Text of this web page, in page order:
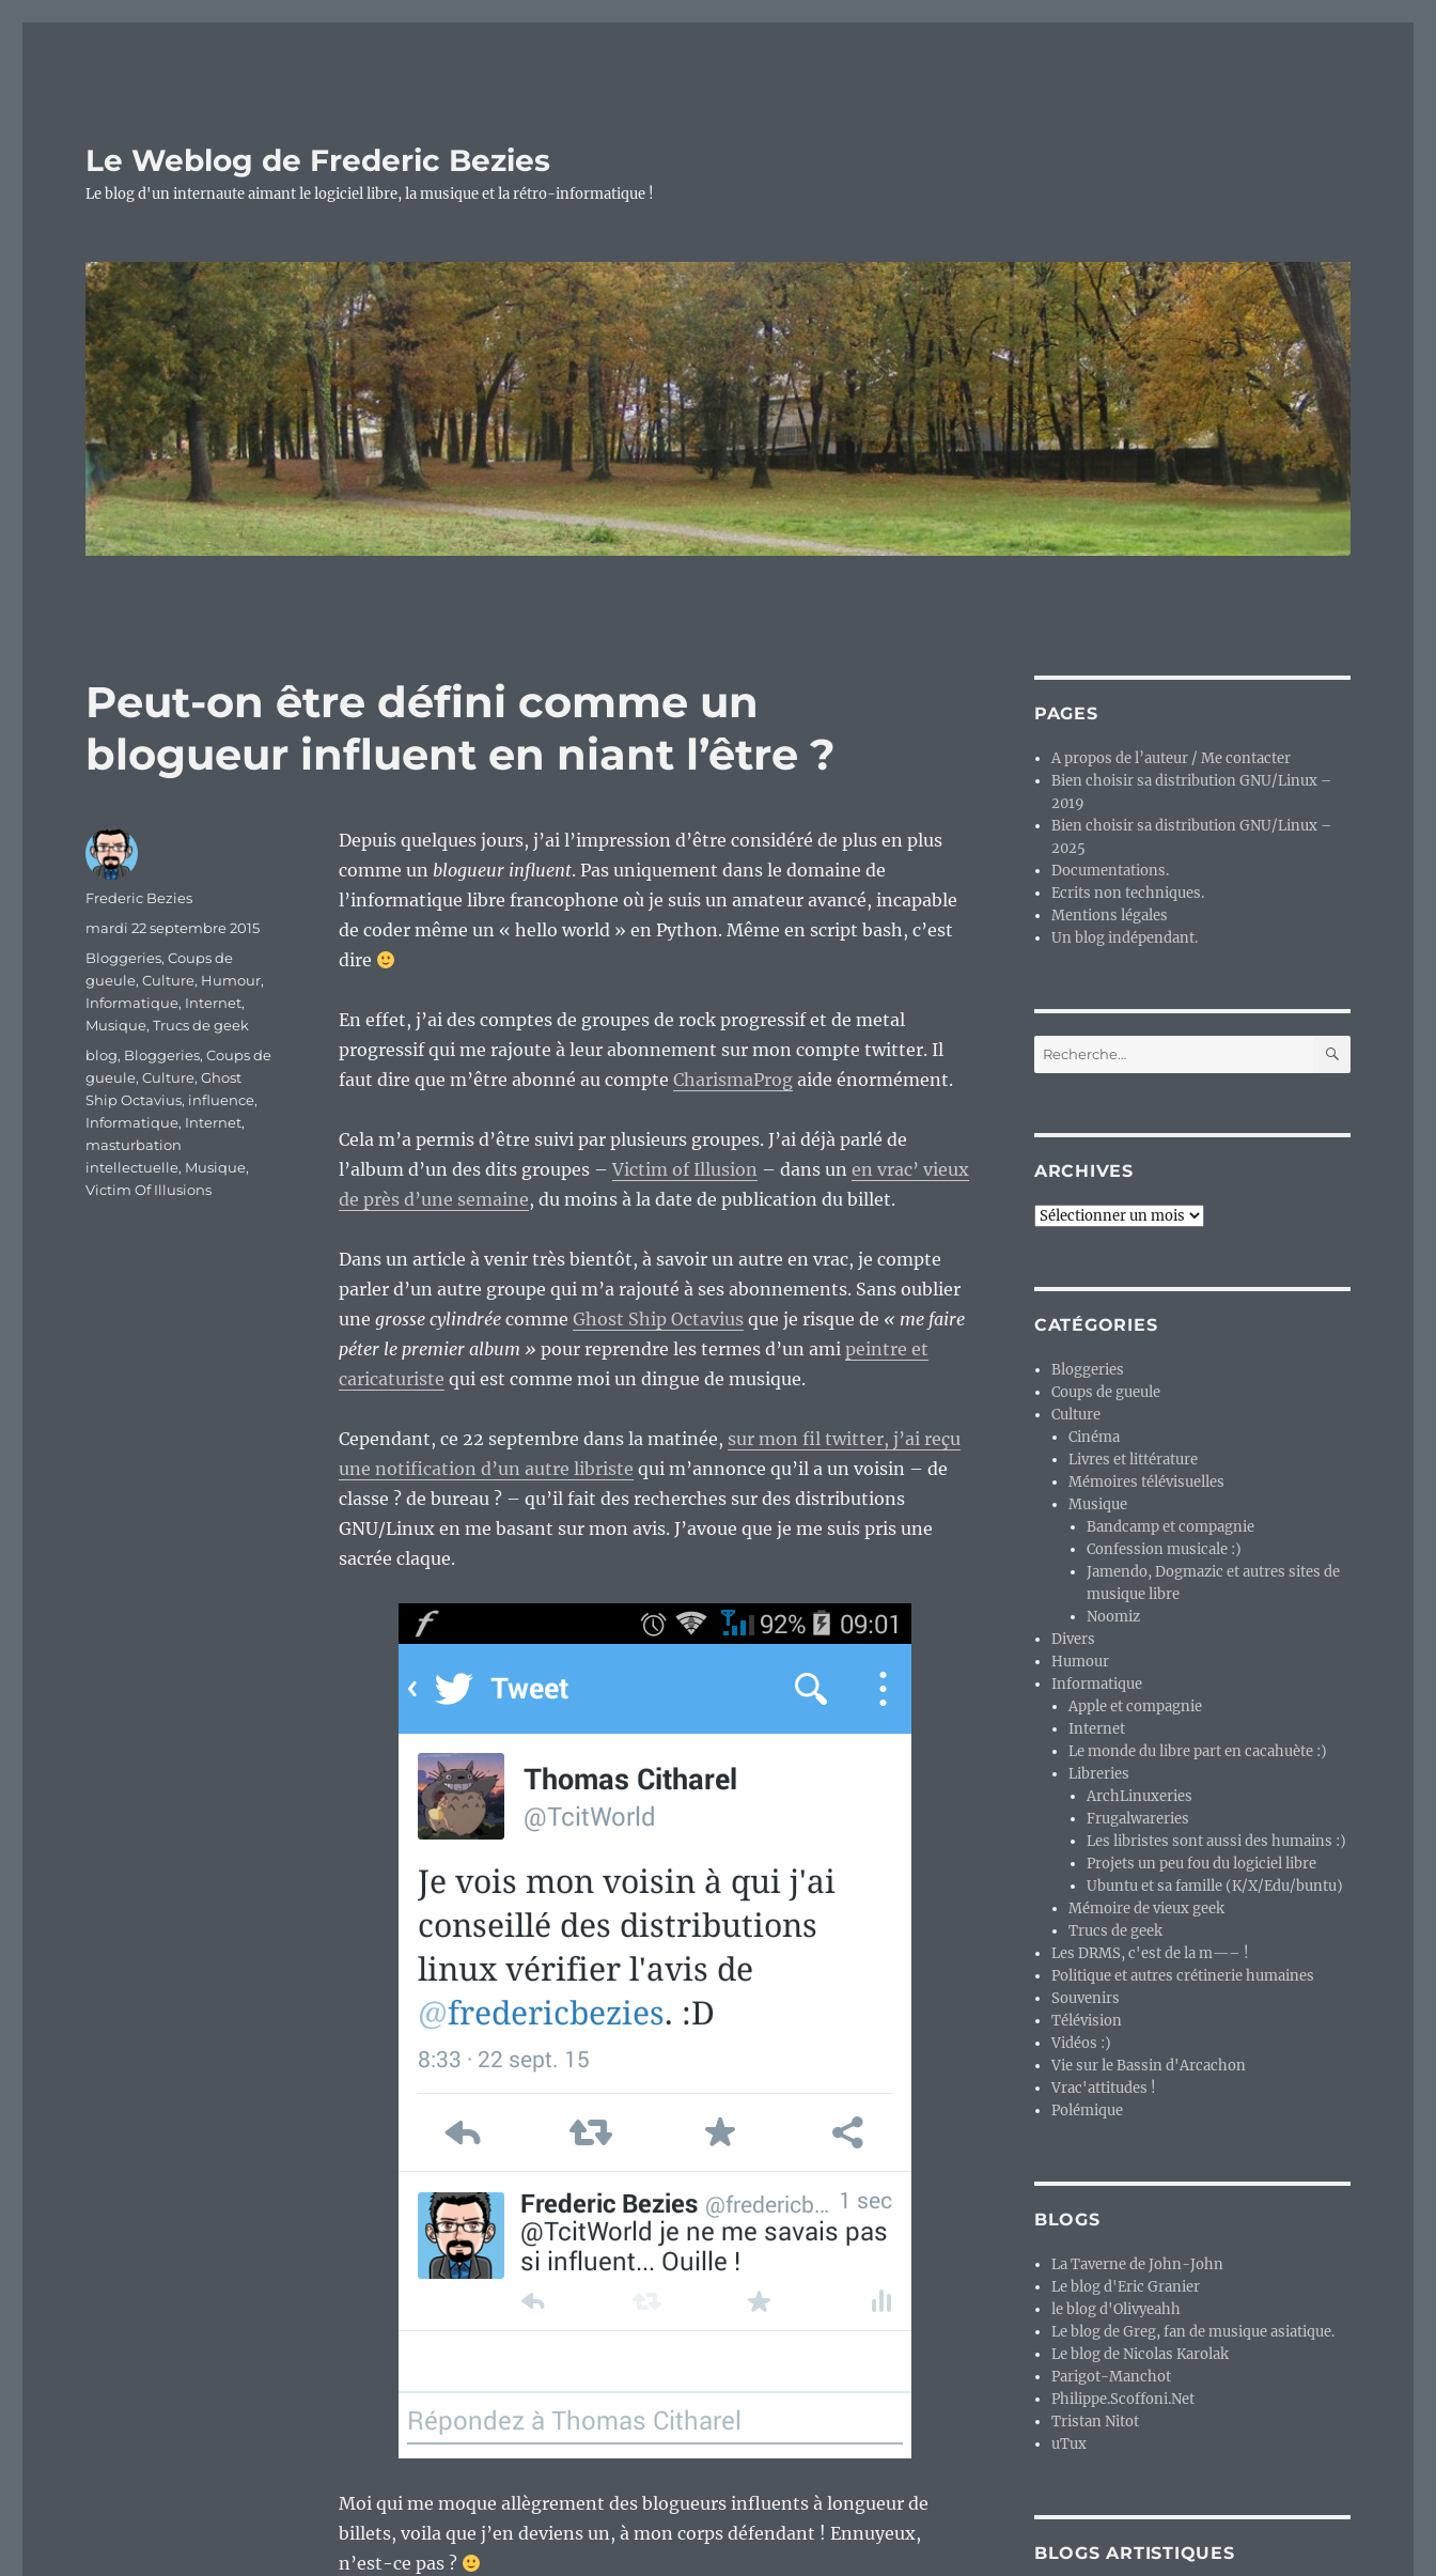
Le Weblog de Frederic Bezies
Le blog d'un internaute aimant le logiciel libre, la musique et la rétro-informatique !
Peut-on être défini comme un
blogueur influent en niant l’être ?
Depuis quelques jours, j’ai l’impression d’être considéré de plus en plus
comme unblogueur influent. Pas uniquement dans le domaine de
l’informatique libre francophone où je suis un amateur avancé, incapable
de coder même un « hello world » en Python. Même en script bash, c’est
dire
En effet, j’ai des comptes de groupes de rock progressif et de metal
progressif qui me rajoute à leur abonnement sur mon compte twitter. Il
faut dire que m’être abonné au compte CharismaProgaide énormément.
Cela m’a permis d’être suivi par plusieurs groupes. J’ai déjà parlé de
l’album d’un des dits groupes –Victim of Illusion – dans un en vrac’ vieux
de près d’une semaine, du moins à la date de publication du billet.
Dans un article à venir très bientôt, à savoir un autre en vrac, je compte
parler d’un autre groupe qui m’a rajouté à ses abonnements. Sans oublier
une grosse cylindréecomme Ghost Ship Octaviusque je risque de « me faire
péter le premier album » pour reprendre les termes d’un ami peintre et
caricaturiste qui est comme moi un dingue de musique.
Cependant, ce 22 septembre dans la matinée, sur mon fil twitter, j’ai reçu
une notification d’un autre libriste qui m’annonce qu’il a un voisin – de
classe ? de bureau ? – qu’il fait des recherches sur des distributions
GNU/Linux en me basant sur mon avis. J’avoue que je me suis pris une
sacrée claque.
Moi qui me moque allègrement des blogueurs influents à longueur de
billets, voila que j’en deviens un, à mon corps défendant ! Ennuyeux,
n’est-ce pas ?
Auteur
Frederic Bezies
Publié
le
mardi 22 septembre 2015
Catégories
Bloggeries,Coups de
gueule,Culture, Humour,
Informatique, Internet,
Musique,Trucs de geek
Étiquettes
blog, Bloggeries,Coups de
gueule,Culture,Ghost
Ship Octavius, influence,
Informatique, Internet,
masturbation
intellectuelle, Musique,
Victim Of Illusions
PAGES
A propos de l’auteur / Me contacter
Bien choisir sa distribution GNU/Linux –
2019
Bien choisir sa distribution GNU/Linux –
2025
Documentations.
Ecrits non techniques.
Mentions légales
Un blog indépendant.
Recherche
pour :
ARCHIVES
Archives
CATÉGORIES
Bloggeries
Coups de gueule
Culture
Cinéma
Livres et littérature
Mémoires télévisuelles
Musique
Bandcamp et compagnie
Confession musicale :)
Jamendo, Dogmazic et autres sites de
musique libre
Noomiz
Divers
Humour
Informatique
Apple et compagnie
Internet
Le monde du libre part en cacahuète :)
Libreries
ArchLinuxeries
Frugalwareries
Les libristes sont aussi des humains :)
Projets un peu fou du logiciel libre
Ubuntu et sa famille (K/X/Edu/buntu)
Mémoire de vieux geek
Trucs de geek
Les DRMS, c'est de la m—– !
Politique et autres crétinerie humaines
Souvenirs
Télévision
Vidéos :)
Vie sur le Bassin d'Arcachon
Vrac'attitudes !
Polémique
BLOGS
La Taverne de John-John
Le blog d'Eric Granier
le blog d'Olivyeahh
Le blog de Greg, fan de musique asiatique.
Le blog de Nicolas Karolak
Parigot-Manchot
Philippe.Scoffoni.Net
Tristan Nitot
uTux
BLOGS ARTISTIQUES